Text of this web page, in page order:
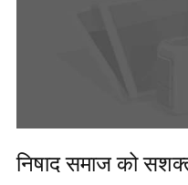
निषाद समाज को